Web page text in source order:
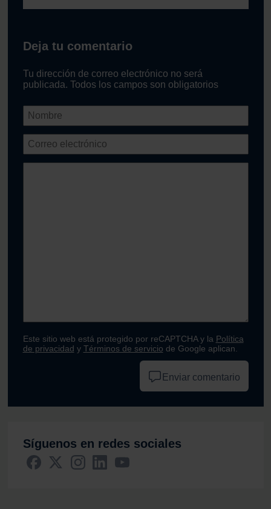
Deja tu comentario
Tu dirección de correo electrónico no será
publicada. Todos los campos son obligatorios
Este sitio web está protegido por reCAPTCHA y la Política
de privacidad y Términos de servicio de Google aplican.
Enviar comentario
Síguenos en redes sociales